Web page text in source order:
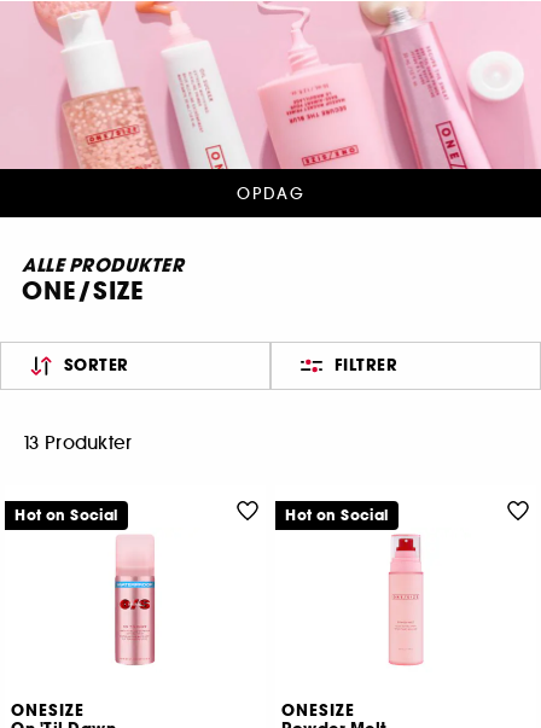
OPDAG
ALLE PRODUKTER
ONE/SIZE
SORTER FILTRER
13 Produkter
ONESIZE
Hot on Social
ONESIZE
Hot on Social